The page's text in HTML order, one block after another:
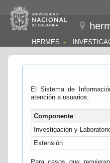
HERMES
El Sistema de
atención a usuarios:
Componente
Investigación y
Extensión